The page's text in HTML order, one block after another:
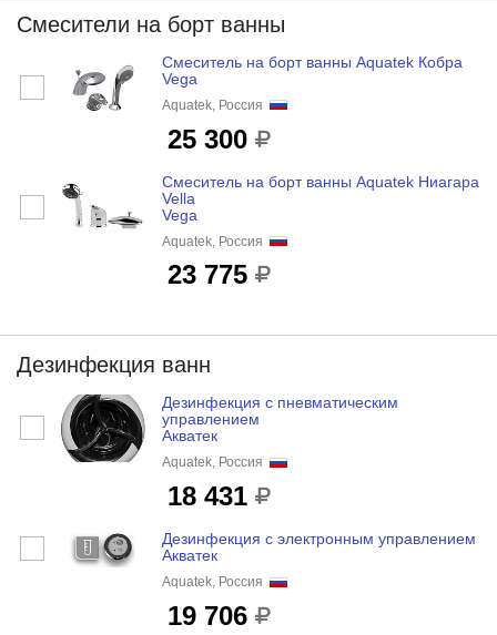
Смесители на борт ванны
Смеситель на борт ванны Aquatek Кобра
Vega
Aquatek, Россия
25 300
Смеситель на борт ванны Aquatek Ниагара
Vella
Vega
Aquatek, Россия
23 775
Дезинфекция ванн
Дезинфекция с пневматическим
управлением
Акватек
Aquatek, Россия
18 431
Дезинфекция с электронным управлением
Акватек
Aquatek, Россия
19 706